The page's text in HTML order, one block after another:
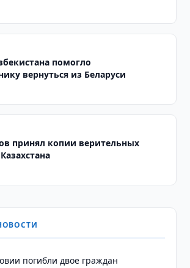
помогло
вернуться из Беларуси
принял копии верительных
погибли двое граждан